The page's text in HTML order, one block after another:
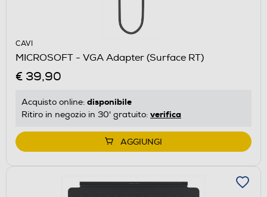
CAVI
MICROSOFT - VGA Adapter (Surface RT)
€ 39,90
Acquisto online: disponibile
Ritiro in negozio in 30' gratuito: verifica
AGGIUNGI